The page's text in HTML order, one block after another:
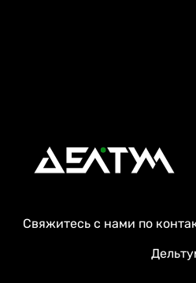
Свяжитесь с нами по